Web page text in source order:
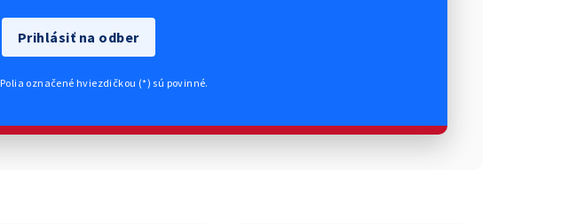
Prihlásiť na odber
Polia označené hviezdičkou (*) sú povinné.